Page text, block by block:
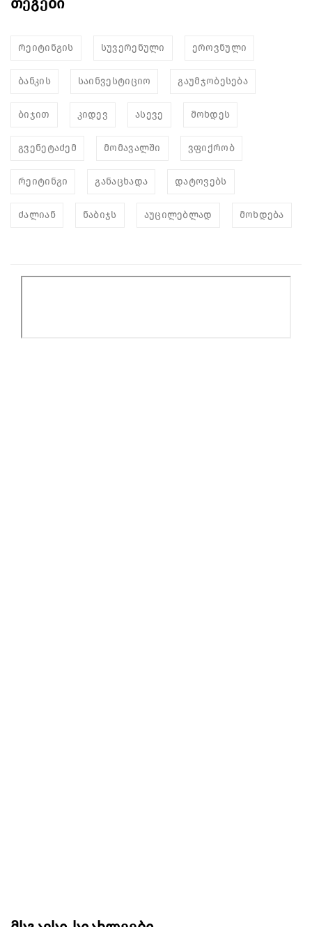
რეიტინგის სუვერენული ეროვნული
ბანკის საინვესტიციო გაუმჯობესება
ბიჯით კიდევ ასევე მოხდეს
გვენეტაძემ მომავალში ვფიქრობ
რეიტინგი განაცხადა დატოვებს
ძალიან ნაბიჯს აუცილებლად მოხდება